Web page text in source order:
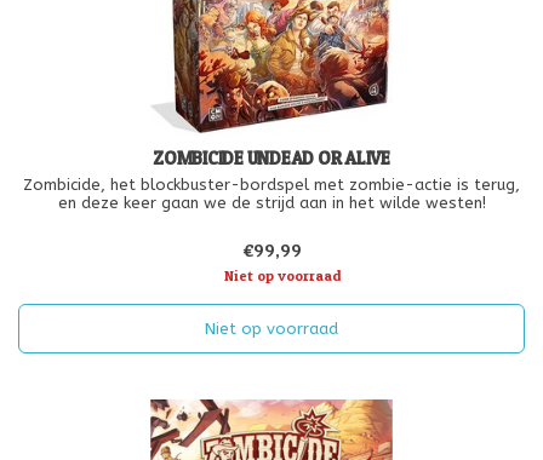
ZOMBICIDE UNDEAD OR ALIVE
Zombicide, het blockbuster-bordspel met zombie-actie is terug,
en deze keer gaan we de strijd aan in het wilde westen!
€99,99
Niet op voorraad
Niet op voorraad